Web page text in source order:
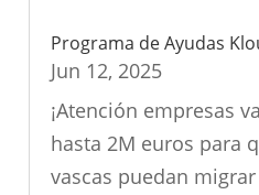
Programa de Ayudas
Jun 12, 2025
¡Atención empresas
hasta 2M euros para
vascas puedan